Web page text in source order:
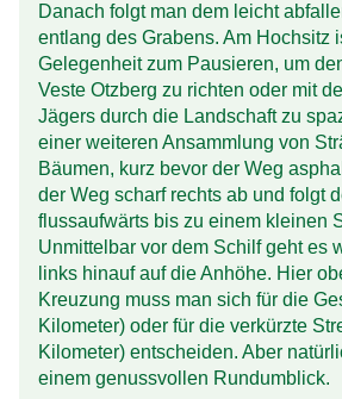
Danach folgt man dem leicht
entlang des Grabens. Am Hochsitz
Gelegenheit zum Pausieren, um
Veste Otzberg zu richten oder mit
Jägers durch die Landschaft zu
einer weiteren Ansammlung von
Bäumen, kurz bevor der Weg
der Weg scharf rechts ab und folgt
fluss­aufwärts bis zu einem kleinen
Unmittelbar vor dem Schilf geht es
links hinauf auf die Anhöhe. Hier
Kreuzung muss man sich für die
Kilometer) oder für die verkürzte
Kilometer) entscheiden. Aber
einem genuss­vollen Rundumblick.